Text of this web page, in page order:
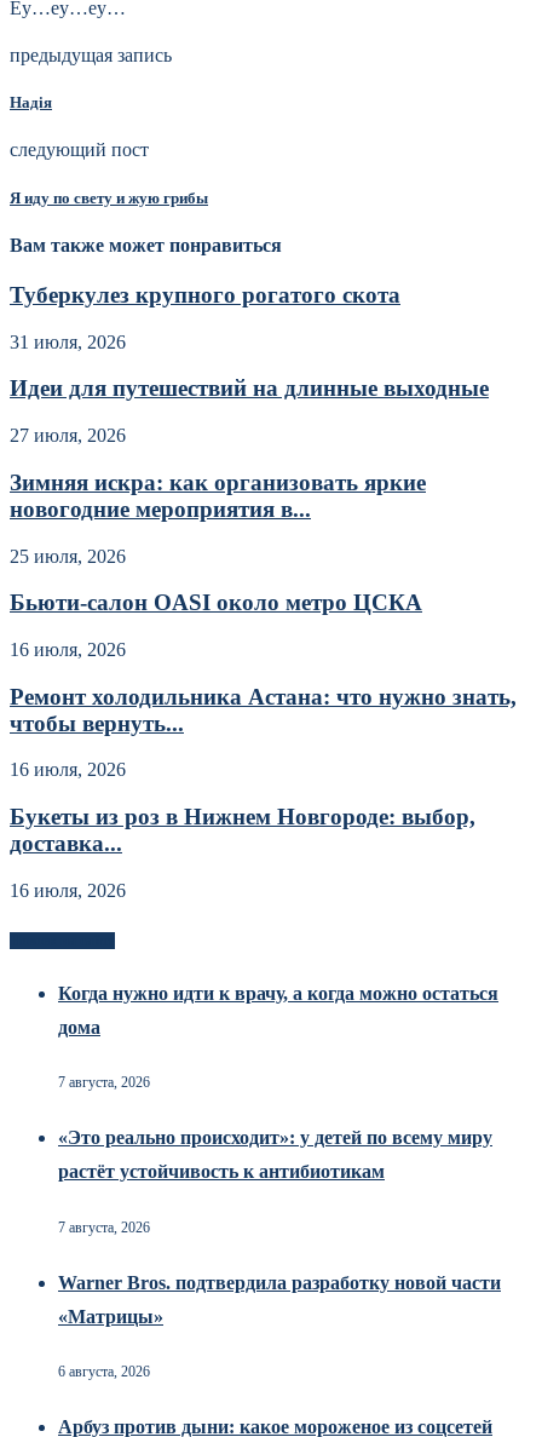
Еу…еу…еу…
предыдущая запись
Надiя
следующий пост
Я иду по свету и жую грибы
Вам также может понравиться
Туберкулез крупного рогатого скота
31 июля, 2026
Идеи для путешествий на длинные выходные
27 июля, 2026
Зимняя искра: как организовать яркие
новогодние мероприятия в...
25 июля, 2026
Бьюти-салон OASI около метро ЦСКА
16 июля, 2026
Ремонт холодильника Астана: что нужно знать,
чтобы вернуть...
16 июля, 2026
Букеты из роз в Нижнем Новгороде: выбор,
доставка...
16 июля, 2026
Когда нужно идти к врачу, а когда можно остаться
дома
7 августа, 2026
«Это реально происходит»: у детей по всему миру
растёт устойчивость к антибиотикам
7 августа, 2026
Warner Bros. подтвердила разработку новой части
«Матрицы»
6 августа, 2026
Арбуз против дыни: какое мороженое из соцсетей